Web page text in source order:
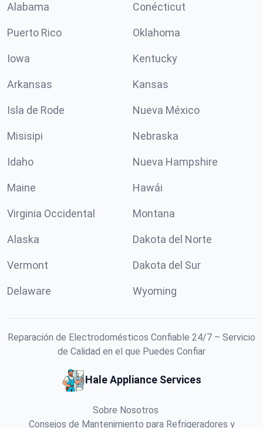
Alabama Conécticut
Puerto Rico Oklahoma
Iowa Kentucky
Arkansas Kansas
Isla de Rode Nueva México
Misisipi Nebraska
Idaho Nueva Hampshire
Maine Hawái
Virginia Occidental Montana
Alaska Dakota del Norte
Vermont Dakota del Sur
Delaware Wyoming
Reparación de Electrodomésticos Confiable 24/7 – Servicio
de Calidad en el que Puedes Confiar
Hale Appliance Services
Sobre Nosotros
Consejos de Mantenimiento para Refrigeradores y